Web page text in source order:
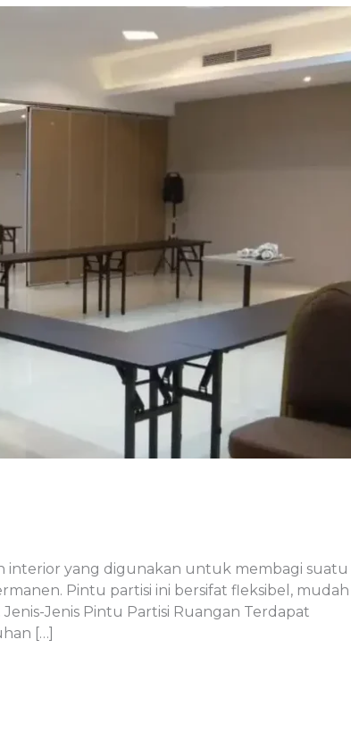
interior yang digunakan untuk membagi suatu
Pintu partisi ini bersifat fleksibel, mudah
Jenis Pintu Partisi Ruangan Terdapat
[…]